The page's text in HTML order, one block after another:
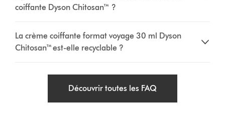
coiffante Dyson Chitosan™ ?
La crème coiffante format voyage 30 ml Dyson
Chitosan™ est-elle recyclable ?
Découvrir toutes les FAQ